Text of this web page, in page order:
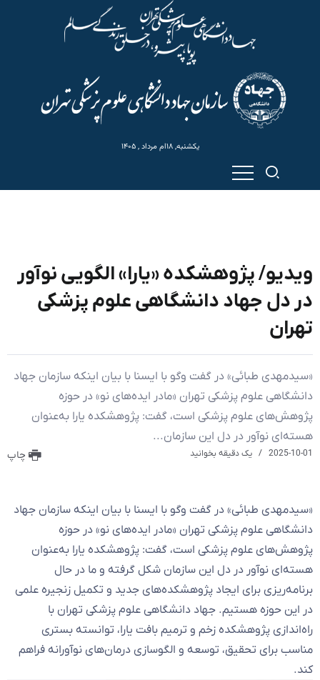
یکشنبه, ۱۸ام مرداد , ۱۴۰۵
ویدیو/ پژوهشکده «یارا» الگویی نوآور
در دل جهاد دانشگاهی علوم پزشکی
تهران
«سیدمهدی طبائی» در گفت وگو با ایسنا با بیان اینکه سازمان جهاد
دانشگاهی علوم پزشکی تهران «مادر ایده‌های نو» در حوزه
پژوهش‌های علوم پزشکی است، گفت: پژوهشکده یارا به‌عنوان
هسته‌ای نوآور در دل این سازمان...
2025-10-01 یک دقیقه بخوانید چاپ
«سیدمهدی طبائی» در گفت وگو با ایسنا با بیان اینکه سازمان جهاد
دانشگاهی علوم پزشکی تهران «مادر ایده‌های نو» در حوزه
پژوهش‌های علوم پزشکی است، گفت: پژوهشکده یارا به‌عنوان
هسته‌ای نوآور در دل این سازمان شکل گرفته و ما در حال
برنامه‌ریزی برای ایجاد پژوهشکده‌های جدید و تکمیل زنجیره علمی
در این حوزه هستیم. جهاد دانشگاهی علوم پزشکی تهران با
راه‌اندازی پژوهشکده زخم و ترمیم بافت یارا، توانسته بستری
مناسب برای تحقیق، توسعه و الگوسازی درمان‌های نوآورانه فراهم
کند.